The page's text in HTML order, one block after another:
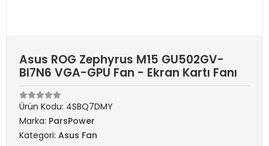
Asus ROG Zephyrus M15 GU502GV-
BI7N6 VGA-GPU Fan - Ekran Kartı Fanı
Ürün Kodu: 4SBQ7DMY
Marka: ParsPower
Kategori: Asus Fan